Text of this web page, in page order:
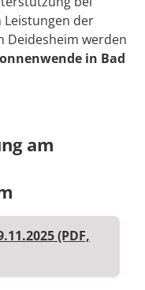
Leistungen der
Deidesheim werden
in Bad
am
(PDF,